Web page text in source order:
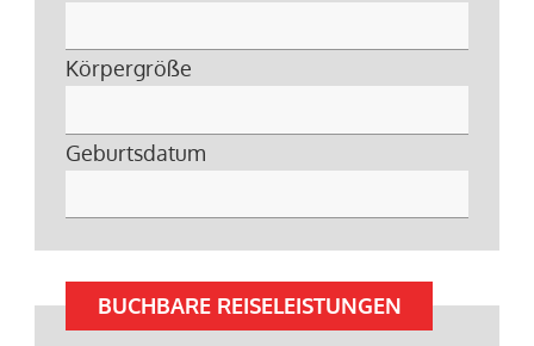
Körpergröße
Geburtsdatum
BUCHBARE REISELEISTUNGEN